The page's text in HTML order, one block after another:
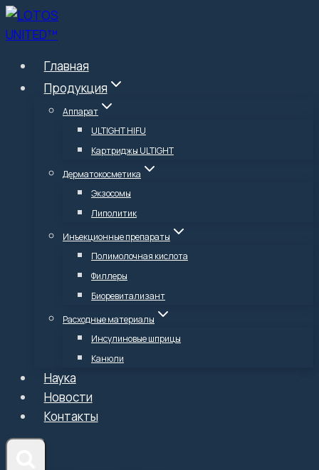
Перейти
к
Главная
Продукция
Аппарат
ULTIGHT HIFU
Картриджы ULTIGHT
Дерматокосметика
Экзосомы
Липолитик
Инъекционные препараты
Полимолочная кислота
Филлеры
Биоревитализант
Расходные материалы
Инсулиновые шприцы
Канюли
Наука
Новости
Контакты